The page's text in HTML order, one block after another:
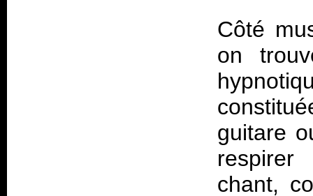
Côté
on
guitare
respirer
chant,